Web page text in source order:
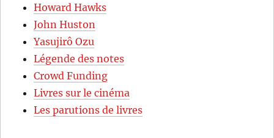
Howard Hawks
John Huston
Yasujirô Ozu
Légende des notes
Crowd Funding
Livres sur le cinéma
Les parutions de livres